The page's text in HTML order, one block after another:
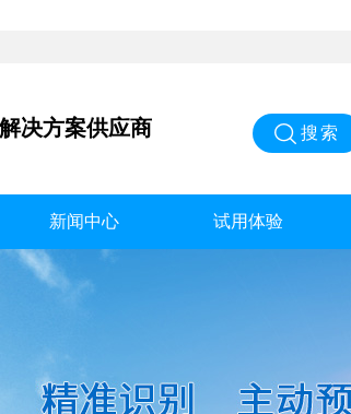
决方案供应商 搜索
新闻中心 试用体验